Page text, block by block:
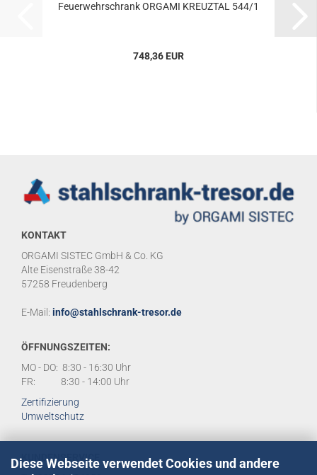
Diese Webseite verwendet Cookies und andere
Feu­er­wehr­schrank OR­GA­MI KREUZ­TAL 544/1
748,36 EUR
KONTAKT
ORGAMI SISTEC GmbH & Co. KG
Alte Eisenstraße 38-42
57258 Freudenberg
E-Mail: info@stahlschrank-tresor.de
ÖFFNUNGSZEITEN:
MO - DO: 8:30 - 16:30 Uhr
FR: 8:30 - 14:00 Uhr
Zertifizierung
Umweltschutz
KUNDENSERVICE